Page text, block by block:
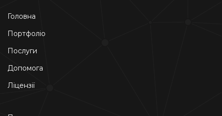
Головна
Портфоліо
Послуги
Допомога
Ліцензії